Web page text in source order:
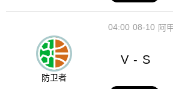
08-10
04:00 阿
防卫者
V - S